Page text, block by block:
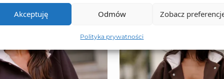
Akceptuję Odmów Zobacz
Polityka prywatności